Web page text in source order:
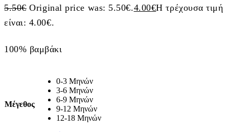
5.50€ Original price was: 5.50€.4.00€Η τρέχουσα τιμή
είναι: 4.00€.
100% βαμβάκι
Μέγεθος
0-3 Μηνών
3-6 Μηνών
6-9 Μηνών
9-12 Μηνών
12-18 Μηνών